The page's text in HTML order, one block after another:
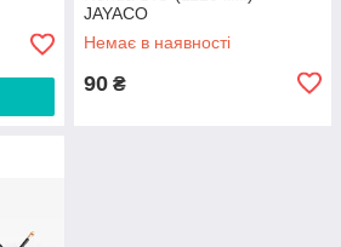
JAYACO
Немає в наявності
90 ₴